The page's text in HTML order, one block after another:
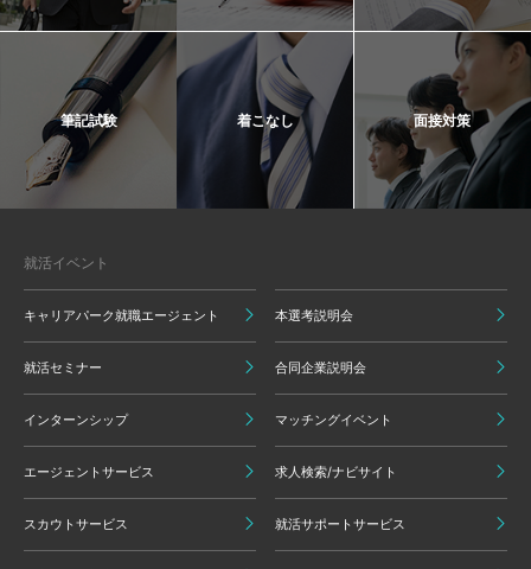
筆記試験 着こなし 面接対策
就活イベント
キャリアパーク就職エージェント 本選考説明会
就活セミナー 合同企業説明会
インターンシップ マッチングイベント
エージェントサービス 求人検索/ナビサイト
スカウトサービス 就活サポートサービス